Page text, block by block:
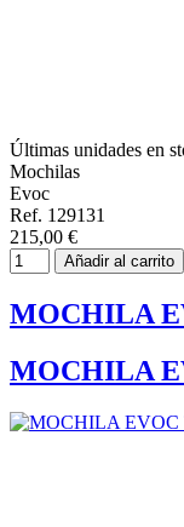
Últimas unidades en
Mochilas
Evoc
Ref. 129131
215,00 €
Añadir al carrito
MOCHILA
MOCHILA